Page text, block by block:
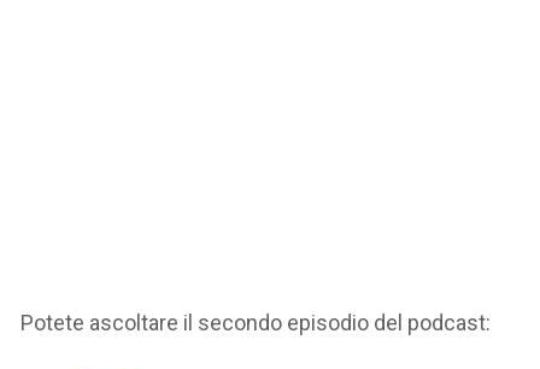
Potete ascoltare il secondo episodio del podcast: